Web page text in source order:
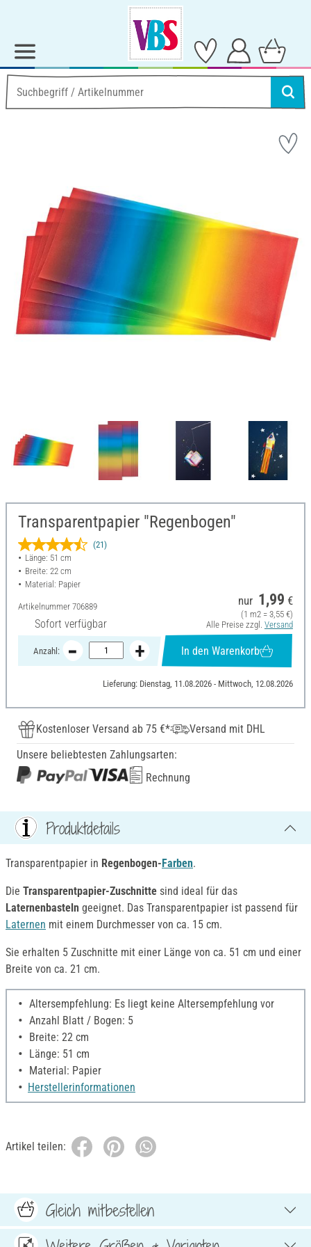
Transparentpapier "Regenbogen"
(21)
Länge: 51 cm
Breite: 22 cm
Material: Papier
Artikelnummer 706889
Sofort verfügbar
nur 1,99 €
(1 m2 = 3,55 €)
Alle Preise zzgl. Versand
Anzahl: In den Warenkorb
Lieferung: Dienstag, 11.08.2026 - Mittwoch, 12.08.2026
Kostenloser Versand ab 75 €*
Versand mit DHL
Unsere beliebtesten Zahlungsarten:
Rechnung
Produktdetails
Transparentpapier in Regenbogen-Farben.
Die Transparentpapier-Zuschnitte sind ideal für das
Laternenbasteln geeignet. Das Transparentpapier ist passend für
Laternen mit einem Durchmesser von ca. 15 cm.
Sie erhalten 5 Zuschnitte mit einer Länge von ca. 51 cm und einer
Breite von ca. 21 cm.
Altersempfehlung: Es liegt keine Altersempfehlung vor
Anzahl Blatt / Bogen: 5
Breite: 22 cm
Länge: 51 cm
Material: Papier
Herstellerinformationen
Artikel teilen:
Gleich mitbestellen